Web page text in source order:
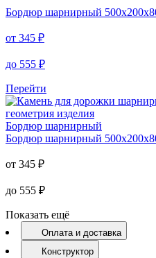
Бордюр шарнирный
от 345 ₽
до 555 ₽
Перейти
Бордюр шарнирный
Бордюр шарнирный
от 345 ₽
до 555 ₽
Показать ещё
Оплата и доставка
Конструктор